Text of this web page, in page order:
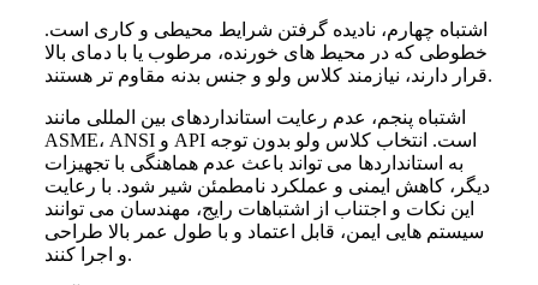
اشتباه چهارم، نادیده گرفتن شرایط محیطی و کاری است.
خطوطی که در محیط های خورنده، مرطوب یا با دمای بالا
قرار دارند، نیازمند کلاس ولو و جنس بدنه مقاوم تر هستند.
اشتباه پنجم، عدم رعایت استانداردهای بین المللی مانند
ASME، ANSI و API است. انتخاب کلاس ولو بدون توجه
به استانداردها می تواند باعث عدم هماهنگی با تجهیزات
دیگر، کاهش ایمنی و عملکرد نامطمئن شیر شود. با رعایت
این نکات و اجتناب از اشتباهات رایج، مهندسان می توانند
سیستم هایی ایمن، قابل اعتماد و با طول عمر بالا طراحی
و اجرا کنند.